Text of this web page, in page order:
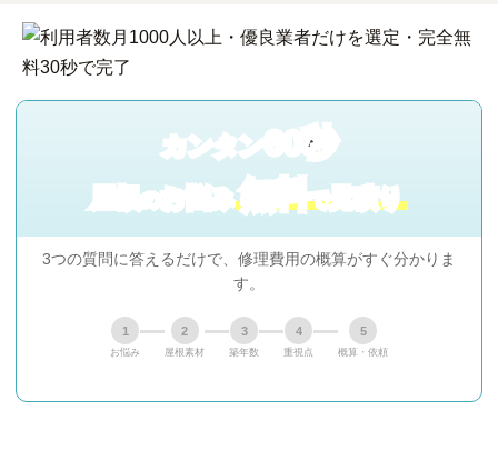
カンタン60秒
屋根 の お悩み無料で見積り
3つの質問に答えるだけで、修理費用の概算がすぐ分かりま
す。
1
お悩み
2
屋根素材
3
築年数
4
重視点
5
概算・依頼